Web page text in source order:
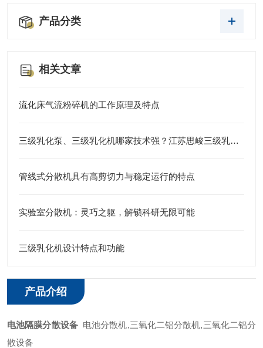
产品分类
相关文章
流化床气流粉碎机的工作原理及特点
三级乳化泵、三级乳化机哪家技术强？江苏思峻三级乳化头给出答案
管线式分散机具有高剪切力与稳定运行的特点
实验室分散机：灵巧之躯，解锁科研无限可能
三级乳化机设计特点和功能
产品介绍
电池隔膜分散设备电池分散机,三氧化二铝分散机,三氧化二铝分
散设备